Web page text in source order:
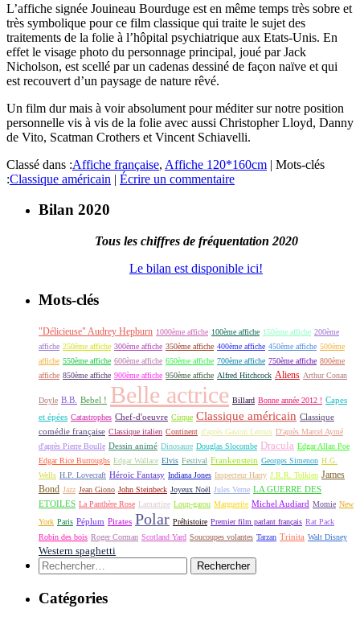
L’affiche signée Jouineau Bourduge est en même temps très sobre et
très symbolique pour ce film classique qui traite le sujet des
traitements de la folie à l’hôpital psychiatrique aux Etats-Unis. En
effet le visage photo du personnage principal, joué par Jack
Nicholson, est scellé par un cadenas dessiné de façon naïve et qui
est recouvert d’un paysage de nature rêvé.
Un film dur mais à voir absolument pour méditer sur notre position
personnelle vis à vis de la folie avec aussi Christopher Lloyd, Danny
de Vito, Scatman Crothers et Vincent Schiavelli.
Classé dans :Affiche française, Affiche 120*160cm | Mots-clés
:Classique américain | Écrire un commentaire
Bilan 2020
Tous les chiffres de fréquentation 2020
Le bilan est disponible ici!
Mots-clés
"Délicieuse" Audrey Hepburn 1000ème affiche 100ème affiche 150ème affiche 200ème
affiche 250ème affiche 300ème affiche 350ème affiche 400ème affiche 450ème affiche 500ème
affiche 550ème affiche 600ème affiche 650ème affiche 700ème affiche 750ème affiche 800ème
affiche 850ème affiche 900ème affiche 950ème affiche Alfred Hitchcock Aliens Arthur Conan
Doyle B.B. Bebel ! Belle actrice Billard Bonne année 2012 ! Capes
et épées Catastrophes Chef-d'oeuvre Cirque Classique américain Classique
comédie française Classique italien Continent d'après Gaston Leroux D'après Marcel Aymé
d'après Pierre Boulle Dessin animé Dinosaure Douglas Slocombe Dracula Edgar Allan Poe
Edgar Rice Burroughs Edgar Wallace Elvis Festival Frankenstein Georges Simenon H.G.
Wells H.P. Lovecraft Héroic Fantasy Indiana Jones Inspecteur Harry J.R.R. Tolkien James
Bond Jazz Jean Giono John Steinbeck Joyeux Noël Jules Verne LA GUERRE DES
ETOILES La Panthère Rose Lamartine Loup-garou Marguerite Michel Audiard Momie New
York Paris Péplum Pirates Polar Préhistoire Premier film parlant français Rat Pack
Robin des bois Roger Corman Scotland Yard Soucoupes volantes Tarzan Trinita Walt Disney
Western spaghetti
Rechercher :
Catégories